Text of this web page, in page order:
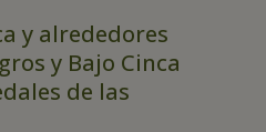
y alrededores
y Bajo Cinca
de las